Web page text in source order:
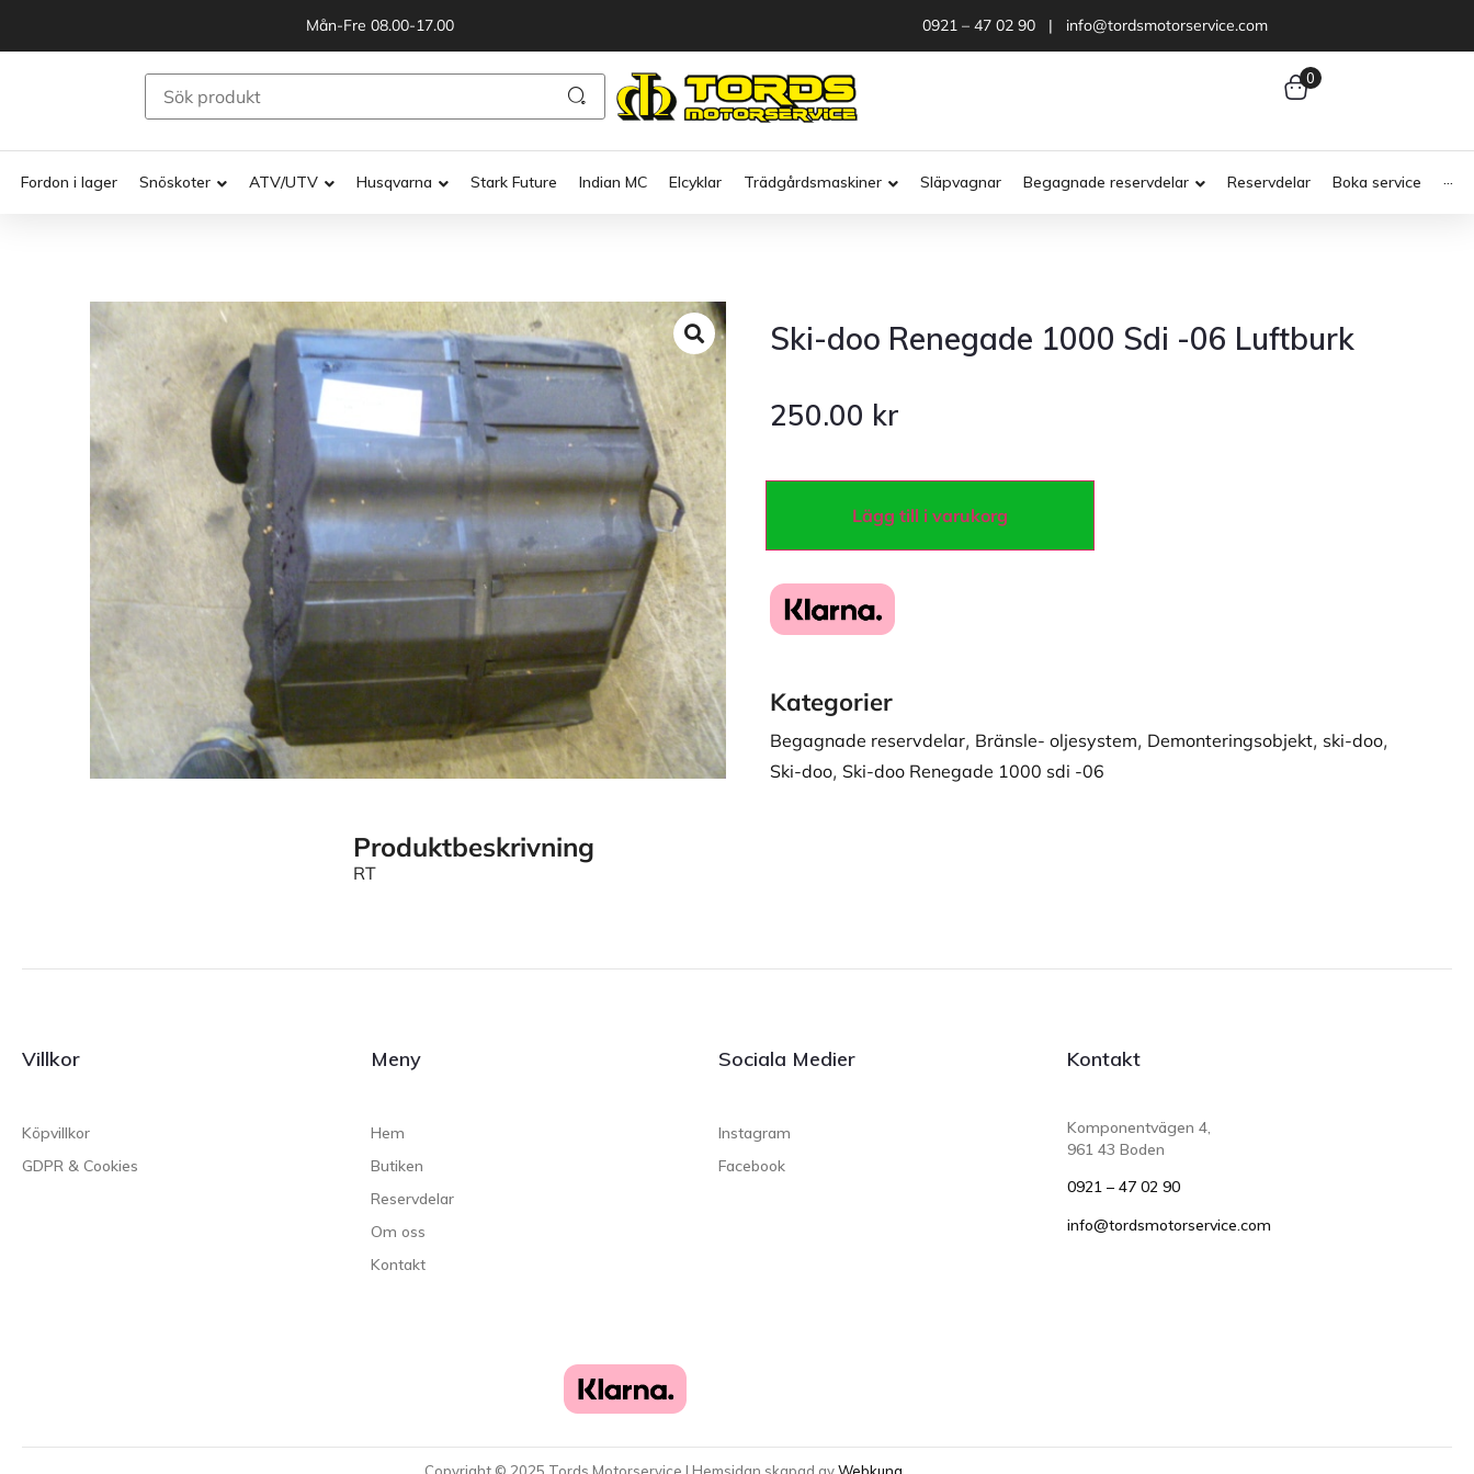
Mån-Fre 08.00-17.00 0921 – 47 02 90 | info@tordsmotorservice.com
0
Fordon i lager Snöskoter ATV/UTV Husqvarna Stark Future Indian MC Elcyklar Trädgårdsmaskiner Släpvagnar Begagnade reservdelar Reservdelar Boka service ···
Ski-doo Renegade 1000 Sdi -06 Luftburk
250.00 kr
Lägg till i varukorg
Kategorier
Begagnade reservdelar, Bränsle- oljesystem, Demonteringsobjekt, ski-doo,
Ski-doo, Ski-doo Renegade 1000 sdi -06
Produktbeskrivning
RT
Villkor
Köpvillkor
GDPR & Cookies
Meny
Hem
Butiken
Reservdelar
Om oss
Kontakt
Sociala Medier
Instagram
Facebook
Kontakt
Komponentvägen 4,
961 43 Boden
0921 – 47 02 90
info@tordsmotorservice.com